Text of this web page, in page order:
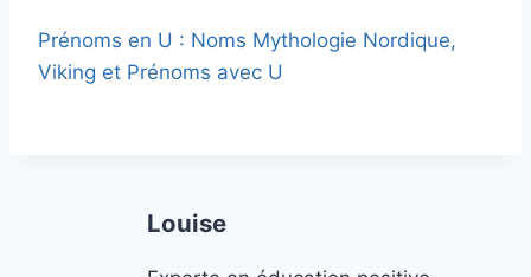
Prénoms en U : Noms Mythologie Nordique,
Viking et Prénoms avec U
Louise